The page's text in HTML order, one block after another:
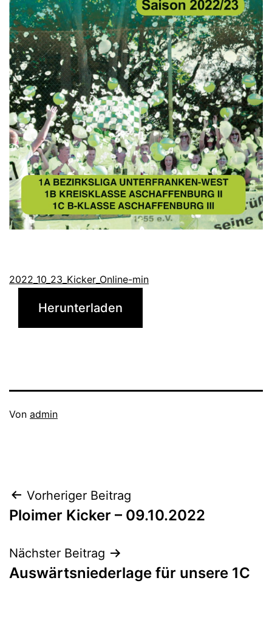
2022_10_23_Kicker_Online-min
Herunterladen
Veröffentlicht
Von admin
Beitragsnavigation
Vorheriger Beitrag
Ploimer Kicker – 09.10.2022
Nächster Beitrag
Auswärtsniederlage für unsere 1C